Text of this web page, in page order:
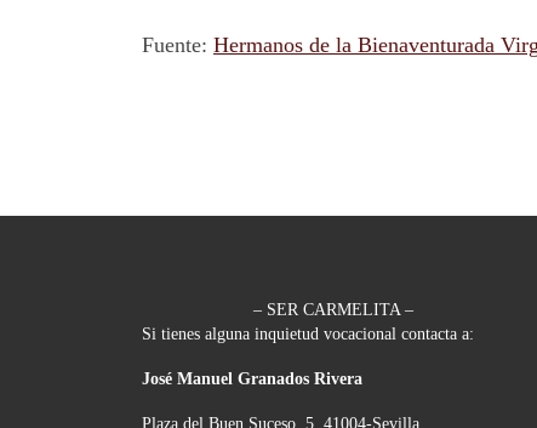
Fuente: Hermanos de la Bienaventurada
– SER CARMELITA –
Si tienes alguna inquietud vocacional contacta a:
José Manuel Granados Rivera
Plaza del Buen Suceso, 5, 41004-Sevilla.